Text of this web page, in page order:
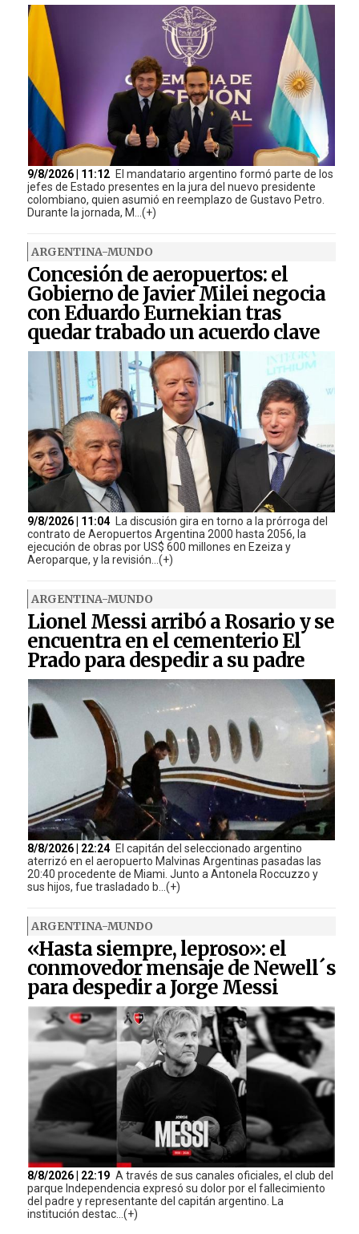
9/8/2026 | 11:12 El mandatario argentino formó parte de los
jefes de Estado presentes en la jura del nuevo presidente
colombiano, quien asumió en reemplazo de Gustavo Petro.
Durante la jornada, M...(+)
ARGENTINA-MUNDO
Concesión de aeropuertos: el
Gobierno de Javier Milei negocia
con Eduardo Eurnekian tras
quedar trabado un acuerdo clave
9/8/2026 | 11:04
La discusión gira en torno a la prórroga del
contrato de Aeropuertos Argentina 2000 hasta 2056, la
ejecución de obras por US$ 600 millones en Ezeiza y
Aeroparque, y la revisión...(+)
ARGENTINA-MUNDO
Lionel Messi arribó a Rosario y se
encuentra en el cementerio El
Prado para despedir a su padre
8/8/2026 | 22:24 El capitán del seleccionado argentino
aterrizó en el aeropuerto Malvinas Argentinas pasadas las
20:40 procedente de Miami. Junto a Antonela Roccuzzo y
sus hijos, fue trasladado b...(+)
ARGENTINA-MUNDO
«Hasta siempre, leproso»: el
conmovedor mensaje de Newell´s
para despedir a Jorge Messi
8/8/2026 | 22:19 A través de sus canales oficiales, el club del
parque Independencia expresó su dolor por el fallecimiento
del padre y representante del capitán argentino. La
institución destac...(+)